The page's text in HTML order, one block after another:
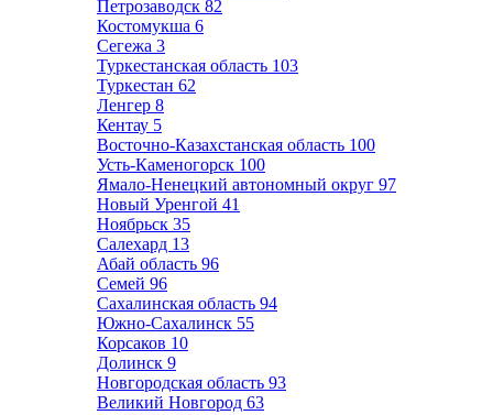
Петрозаводск 82
Костомукша 6
Сегежа 3
Туркестанская область 103
Туркестан 62
Ленгер 8
Кентау 5
Восточно-Казахстанская область 100
Усть-Каменогорск 100
Ямало-Ненецкий автономный округ 97
Новый Уренгой 41
Ноябрьск 35
Салехард 13
Абай область 96
Семей 96
Сахалинская область 94
Южно-Сахалинск 55
Корсаков 10
Долинск 9
Новгородская область 93
Великий Новгород 63